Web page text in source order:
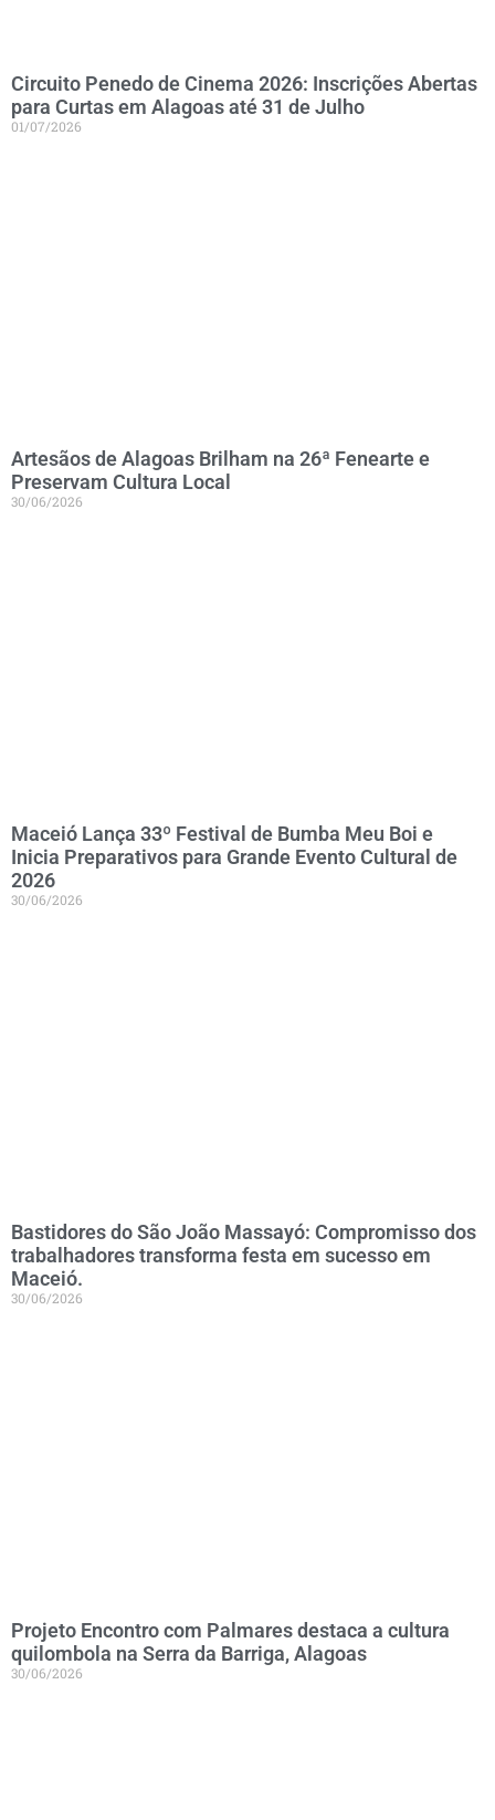
Circuito Penedo de Cinema 2026: Inscrições Abertas
para Curtas em Alagoas até 31 de Julho
01/07/2026
Artesãos de Alagoas Brilham na 26ª Fenearte e
Preservam Cultura Local
30/06/2026
Maceió Lança 33º Festival de Bumba Meu Boi e
Inicia Preparativos para Grande Evento Cultural de
2026
30/06/2026
Bastidores do São João Massayó: Compromisso dos
trabalhadores transforma festa em sucesso em
Maceió.
30/06/2026
Projeto Encontro com Palmares destaca a cultura
quilombola na Serra da Barriga, Alagoas
30/06/2026